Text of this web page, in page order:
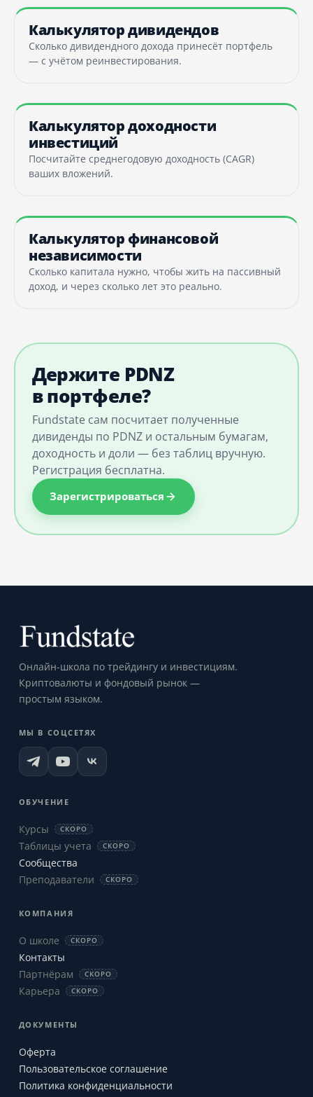
Калькулятор дивидендов
Сколько дивидендного дохода принесёт портфель
— с учётом реинвестирования.
Калькулятор доходности
инвестиций
Посчитайте среднегодовую доходность (CAGR)
ваших вложений.
Калькулятор финансовой
независимости
Сколько капитала нужно, чтобы жить на пассивный
доход, и через сколько лет это реально.
Держите PDNZ
в портфеле?
Fundstate сам посчитает полученные
дивиденды по PDNZ и остальным бумагам,
доходность и доли — без таблиц вручную.
Регистрация бесплатна.
Зарегистрироваться
Онлайн-школа по трейдингу и инвестициям.
Криптовалюты и фондовый рынок —
простым языком.
МЫ В СОЦСЕТЯХ
ОБУЧЕНИЕ
Курсы СКОРО
Таблицы учета СКОРО
Сообщества
Преподаватели
СКОРО
КОМПАНИЯ
О школе СКОРО
Контакты
Партнёрам
СКОРО
Карьера СКОРО
ДОКУМЕНТЫ
Оферта
Пользовательское соглашение
Политика конфиденциальности